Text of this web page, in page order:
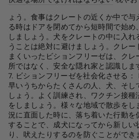
ょう。食事はクレートの近くか中で与
る時はドアを閉めてから短時間で始
しましょう。犬をクレートの中に入れ
うことは絶対に避けましょう。クレー
まくいったビションフリーゼは、ク
所ではなく、安全な隠れ家と認識しま
7. ビションフリーゼを社会化させる ：
早いうちからたくさんの人、犬、そし
しょう。よく訓練され、ワクチン接種
をしましょう。様々な地域で散歩をし
況に直面した時に、落ち着いた行動を
することで、成犬になってから新しい
り、吠えたりするのを防ぐことができ